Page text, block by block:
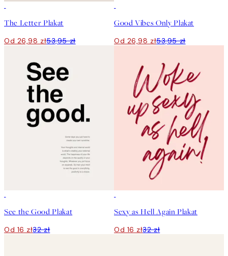
The Letter Plakat
Od 26,98 zł53,95 zł
Good Vibes Only Plakat
Od 26,98 zł53,95 zł
See the Good Plakat
Od 16 zł32 zł
Sexy as Hell Again Plakat
Od 16 zł32 zł